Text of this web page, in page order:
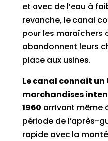
et avec de l’eau à
revanche, le canal
pour les maraîchers
abandonnent leurs
place aux usines.
Le canal connait
marchandises
1960 arrivant même
période de l’après-
rapide avec la